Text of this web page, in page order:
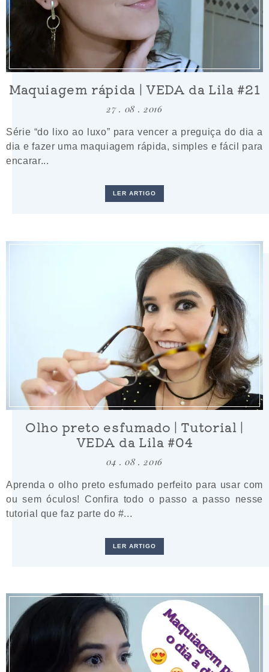
Maquiagem rápida | VEDA da Lila #21
27 . 08 . 2016
Série “do lixo ao luxo” para vencer a preguiça do dia a
dia e fazer uma maquiagem rápida, simples e fácil para
encarar...
LER ARTIGO
Olho preto esfumado | Tutorial |
VEDA da Lila #04
04 . 08 . 2016
Aprenda o olho preto esfumado perfeito para usar com
ou sem óculos! Confira todo o passo a passo nesse
tutorial que faz parte do #...
LER ARTIGO